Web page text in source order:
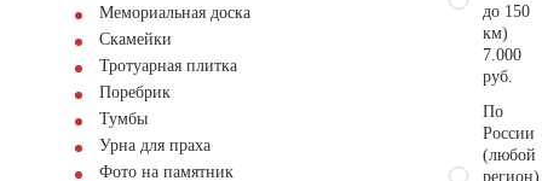
Мемориальная доска
Скамейки
Тротуарная плитка
Поребрик
Тумбы
Урна для праха
Фото на памятник
до 150
км)
7.000
руб.
По
России
(любой
регион)